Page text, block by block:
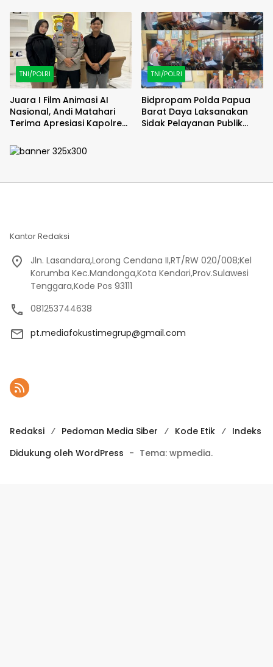
Debu
TNI/POLRI
Juara I Film Animasi AI
Nasional, Andi Matahari
Terima Apresiasi Kapolres
TNI/POLRI
Bidpropam Polda Papua
Barat Daya Laksanakan
Sidak Pelayanan Publik
Kantor Redaksi
Jln. Lasandara,Lorong Cendana II,RT/RW 020/008;Kel
Korumba Kec.Mandonga,Kota Kendari,Prov.Sulawesi
Tenggara,Kode Pos 93111
081253744638
pt.mediafokustimegrup@gmail.com
Redaksi Pedoman Media Siber Kode Etik
Indeks
Didukung oleh WordPress - Tema: wpmedia.